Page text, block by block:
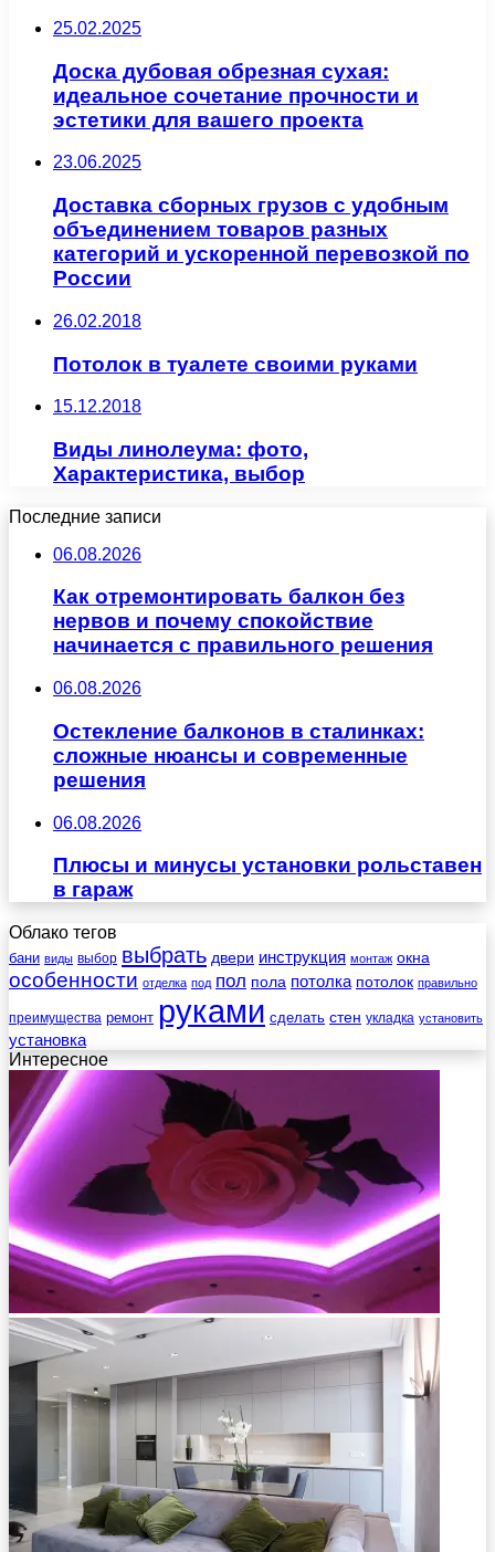
25.02.2025
Доска дубовая обрезная сухая:
идеальное сочетание прочности и
эстетики для вашего проекта
23.06.2025
Доставка сборных грузов с удобным
объединением товаров разных
категорий и ускоренной перевозкой по
России
26.02.2018
Потолок в туалете своими руками
15.12.2018
Виды линолеума: фото,
Характеристика, выбор
Последние записи
06.08.2026
Как отремонтировать балкон без
нервов и почему спокойствие
начинается с правильного решения
06.08.2026
Остекление балконов в сталинках:
сложные нюансы и современные
решения
06.08.2026
Плюсы и минусы установки рольставен
в гараж
Облако тегов
бани виды выбор выбрать двери инструкция монтаж окна
особенности отделка под пол пола потолка потолок правильно
преимущества ремонт руками сделать стен укладка установить
установка
Интересное